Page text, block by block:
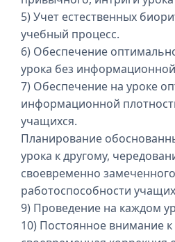
5) Учет естественных
учебный процесс.
6) Обеспечение
урока без
7) Обеспечение на уроке
информационной
учащихся.
Планирование
урока к другому,
своевременно
работоспособности
9) Проведение на каждом
10) Постоянное внимание к